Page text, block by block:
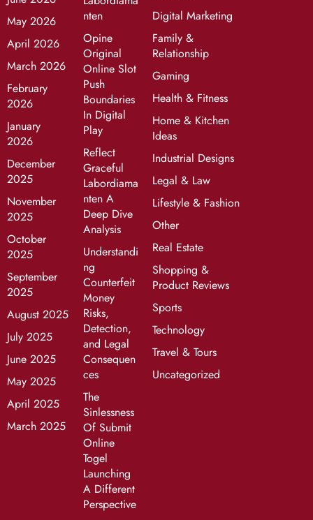
May 2026
April 2026
March 2026
February
2026
January
2026
December
2025
November
2025
October
2025
September
2025
August 2025
July 2025
June 2025
May 2025
April 2025
March 2025
nten
Opine
Original
Online Slot
Push
Boundaries
In Digital
Play
Reflect
Graceful
Labordiama
nten A
Deep Dive
Analysis
Understandi
ng
Counterfeit
Money
Risks,
Detection,
and Legal
Consequen
ces
The
Sinlessness
Of Submit
Online
Togel
Launching
A Different
Perspective
Digital Marketing
Family &
Relationship
Gaming
Health & Fitness
Home & Kitchen
Ideas
Industrial Designs
Legal & Law
Lifestyle & Fashion
Other
Real Estate
Shopping &
Product Reviews
Sports
Technology
Travel & Tours
Uncategorized